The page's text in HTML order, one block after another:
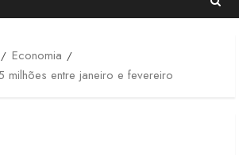
Economia
milhões entre janeiro e fevereiro